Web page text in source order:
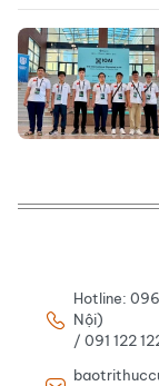
Hotline:
Nội)
/ 091 122